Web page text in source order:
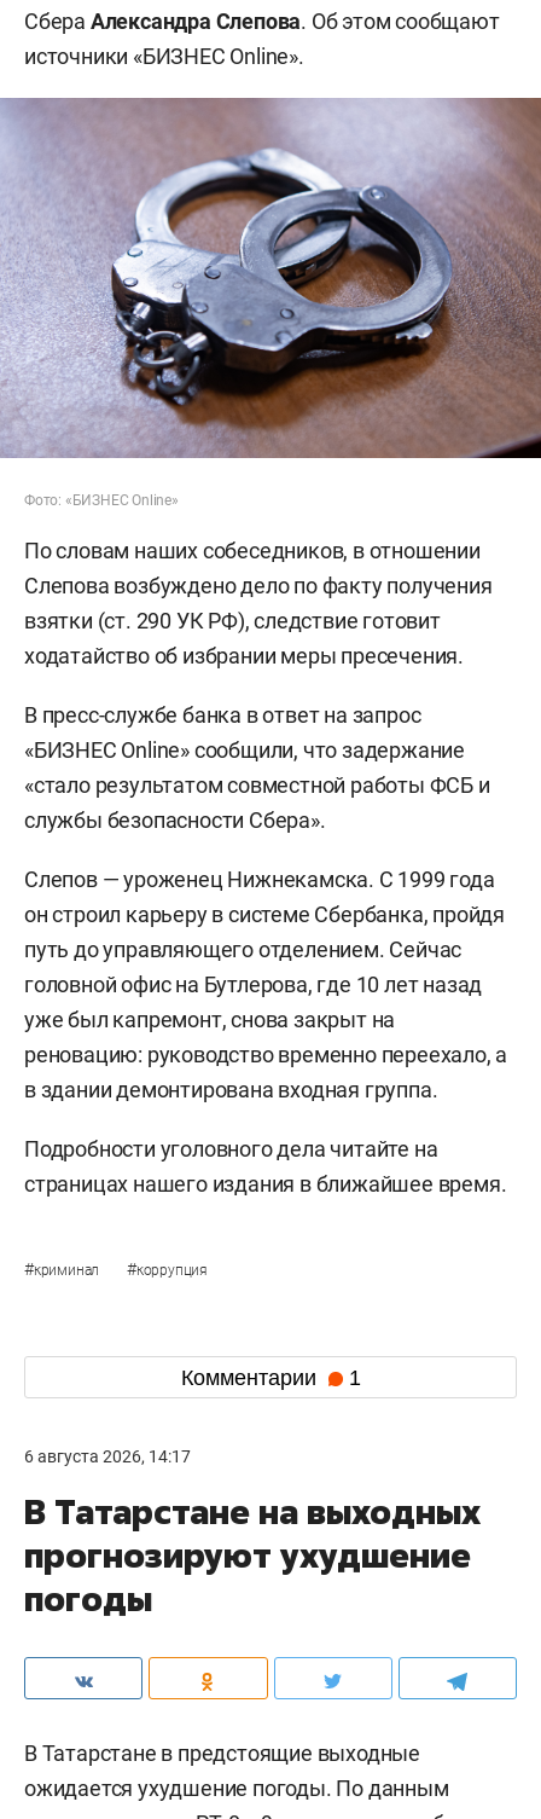
Сбера Александра Слепова. Об этом сообщают
источники «БИЗНЕС Online».
Фото: «БИЗНЕС Online»
По словам наших собеседников, в отношении
Слепова возбуждено дело по факту получения
взятки (ст. 290 УК РФ), следствие готовит
ходатайство об избрании меры пресечения.
В пресс-службе банка в ответ на запрос
«БИЗНЕС Online» сообщили, что задержание
«стало результатом совместной работы ФСБ и
службы безопасности Сбера».
Слепов — уроженец Нижнекамска. С 1999 года
он строил карьеру в системе Сбербанка, пройдя
путь до управляющего отделением. Сейчас
головной офис на Бутлерова, где 10 лет назад
уже был капремонт, снова закрыт на
реновацию: руководство временно переехало, а
в здании демонтирована входная группа.
Подробности уголовного дела читайте на
страницах нашего издания в ближайшее время.
#криминал #коррупция
Комментарии 1
6 августа 2026, 14:17
В Татарстане на выходных
прогнозируют ухудшение
погоды
В Татарстане в предстоящие выходные
ожидается ухудшение погоды. По данным